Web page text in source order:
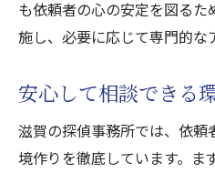
も依頼者の心の安定を図る
施し、必要に応じて専門的な
安心して相談できる
滋賀の探偵事務所では、依
境作りを徹底しています。ま